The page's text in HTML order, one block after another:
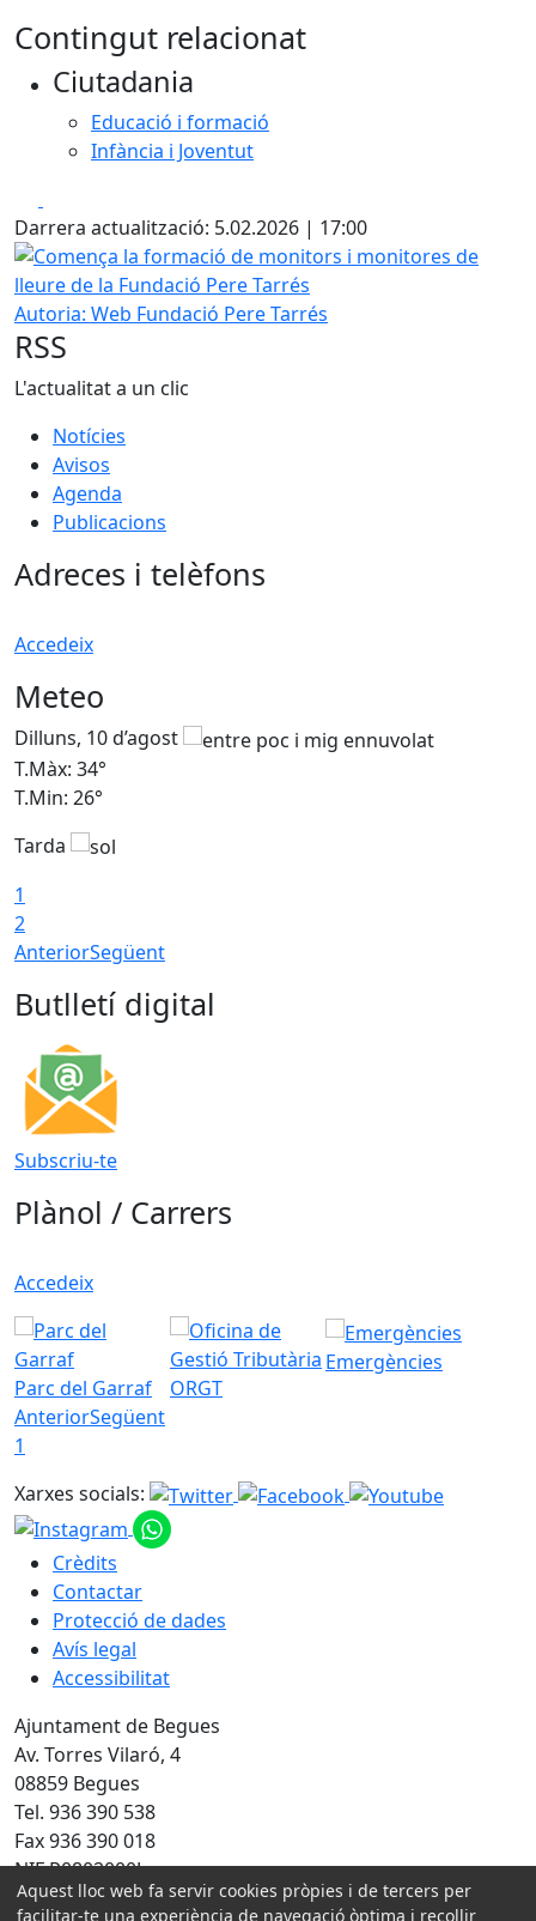
Contingut relacionat
Ciutadania
Educació i formació
Infància i Joventut
Darrera actualització: 5.02.2026 | 17:00
Comença la formació de monitors i monitores de lleure
Autoria: Web Fundació Pere Tarrés
RSS
L'actualitat a un clic
Notícies
Avisos
Agenda
Publicacions
Adreces i telèfons
Accedeix
Meteo
Dilluns, 10 d’agost
T.Màx: 34°
T.Min: 26°
Tarda
1
2
AnteriorSegüent
Butlletí digital
Subscriu-te
Plànol / Carrers
Accedeix
Parc del Garraf ORGT
Emergències
AnteriorSegüent
1
Xarxes socials:
Crèdits
Contactar
Protecció de dades
Avís legal
Accessibilitat
Ajuntament de Begues
Av. Torres Vilaró, 4
08859 Begues
Tel. 936 390 538
Fax 936 390 018
NIF P0802000J
Aquest lloc web fa servir cookies pròpies i de tercers per
facilitar-te una experiència de navegació òptima i recollir